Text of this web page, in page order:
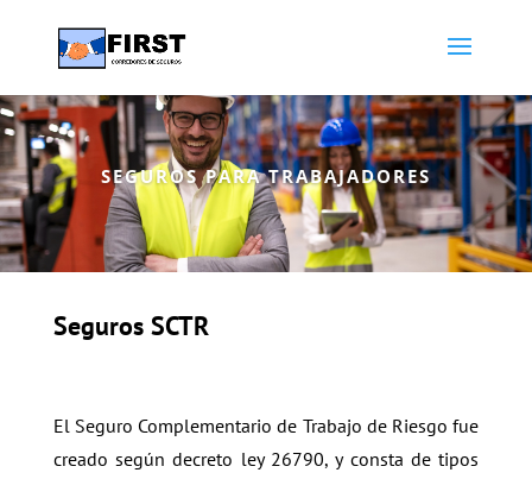
SEGUROS PARA TRABAJADORES
Seguros SCTR
El Seguro Complementario de Trabajo de Riesgo fue
creado según decreto ley 26790, y consta de tipos